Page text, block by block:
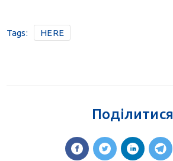
Tags: HERE
Поділитися